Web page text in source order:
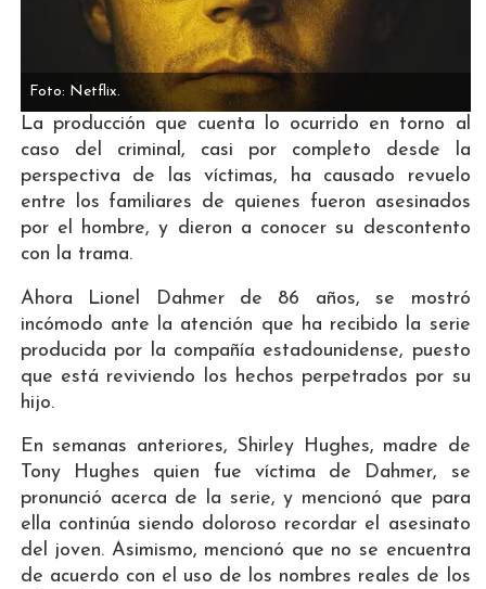
Foto: Netflix.
La producción que cuenta lo ocurrido en torno al
caso del criminal, casi por completo desde la
perspectiva de las víctimas, ha causado revuelo
entre los familiares de quienes fueron asesinados
por el hombre, y dieron a conocer su descontento
con la trama.
Ahora Lionel Dahmer de 86 años, se mostró
incómodo ante la atención que ha recibido la serie
producida por la compañía estadounidense, puesto
que está reviviendo los hechos perpetrados por su
hijo.
En semanas anteriores, Shirley Hughes, madre de
Tony Hughes quien fue víctima de Dahmer, se
pronunció acerca de la serie, y mencionó que para
ella continúa siendo doloroso recordar el asesinato
del joven. Asimismo, mencionó que no se encuentra
de acuerdo con el uso de los nombres reales de los